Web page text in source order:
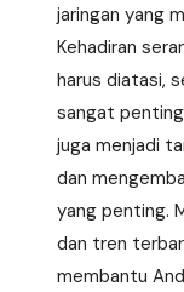
jaringan yang
Kehadiran
harus diatasi,
sangat
juga menjadi
dan
yang penting.
dan tren
membantu